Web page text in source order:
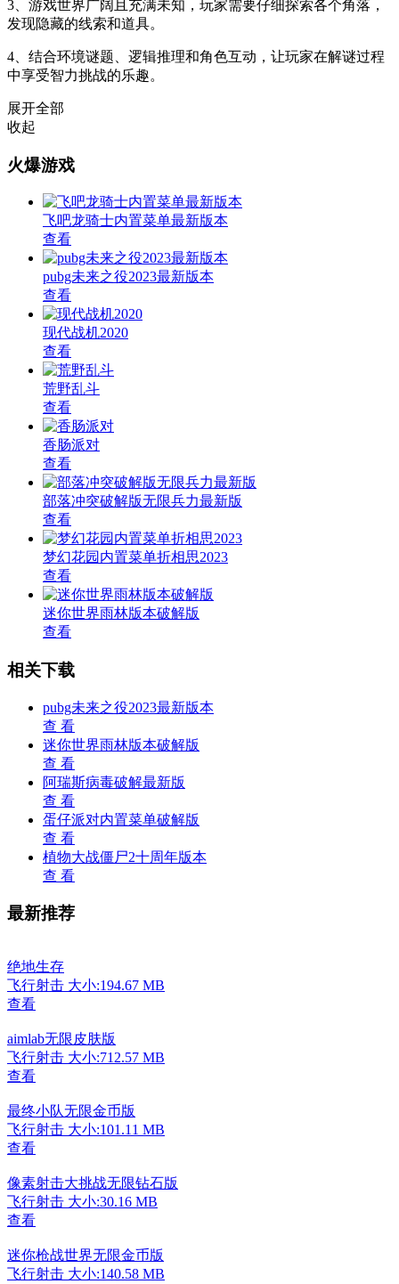
3、游戏世界广阔且充满未知，玩家需要仔细探索各个角落，
发现隐藏的线索和道具。
4、结合环境谜题、逻辑推理和角色互动，让玩家在解谜过程
中享受智力挑战的乐趣。
展开全部
收起
火爆游戏
飞吧龙骑士内置菜单最新版本
查看
pubg未来之役2023最新版本
查看
现代战机2020
查看
荒野乱斗
查看
香肠派对
查看
部落冲突破解版无限兵力最新版
查看
梦幻花园内置菜单折相思2023
查看
迷你世界雨林版本破解版
查看
相关下载
pubg未来之役2023最新版本
查 看
迷你世界雨林版本破解版
查 看
阿瑞斯病毒破解最新版
查 看
蛋仔派对内置菜单破解版
查 看
植物大战僵尸2十周年版本
查 看
最新推荐
绝地生存
飞行射击 大小:194.67 MB
查看
aimlab无限皮肤版
飞行射击 大小:712.57 MB
查看
最终小队无限金币版
飞行射击 大小:101.11 MB
查看
像素射击大挑战无限钻石版
飞行射击 大小:30.16 MB
查看
迷你枪战世界无限金币版
飞行射击 大小:140.58 MB